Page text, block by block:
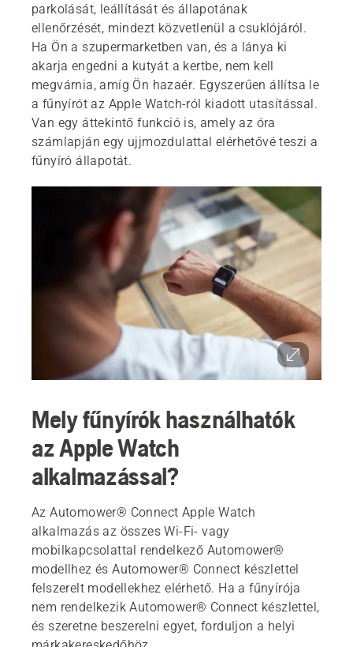
parkolását, leállítását és állapotának
ellenőrzését, mindezt közvetlenül a csuklójáról.
Ha Ön a szupermarketben van, és a lánya ki
akarja engedni a kutyát a kertbe, nem kell
megvárnia, amíg Ön hazaér. Egyszerűen állítsa le
a fűnyírót az Apple Watch-ról kiadott utasítással.
Van egy áttekintő funkció is, amely az óra
számlapján egy ujjmozdulattal elérhetővé teszi a
fűnyíró állapotát.
Mely fűnyírók használhatók
az Apple Watch
alkalmazással?
Az Automower® Connect Apple Watch
alkalmazás az összes Wi-Fi- vagy
mobilkapcsolattal rendelkező Automower®
modellhez és Automower® Connect készlettel
felszerelt modellekhez elérhető. Ha a fűnyírója
nem rendelkezik Automower® Connect készlettel,
és szeretne beszerelni egyet, forduljon a helyi